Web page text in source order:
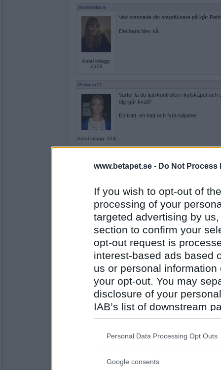
www.betapet.se - Do Not Process
If you wish to opt-out of
processing of your
targeted advertising by
section to confirm your
opt-out request is
interest-based ads based
us or personal
your opt-out. You may
disclosure of your
IAB’s list of downstream
also be disclosed by us
Downstream Participants
Please note that this
Personal Data Processing Opt Outs
Google consents
monketface
Antal inlägg:
1573
Vad stannade din stegräknare på igår
Det bara blev så.
Pebben77
Antal inlägg: 314
Varför la du fjärrkontrollen i kylskåpet och
dig igår kväll?
En tratt, en hatt och fyra tulpaner
Antal inlägg:
1728
Kändes lite suspekt
SmålandsMira
Antal inlägg:
22535
Att Pogu kom till er första dejt iklädd
Pebben77
Antal inlägg: 314
Hur kände du dig när du insåg att det var
En uppochnervänd mössa